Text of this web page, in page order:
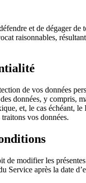
et de dégager
raisonnables,
de vos données
données, y compris,
et, le cas échéant,
vos données.
de modifier les
Service après la date